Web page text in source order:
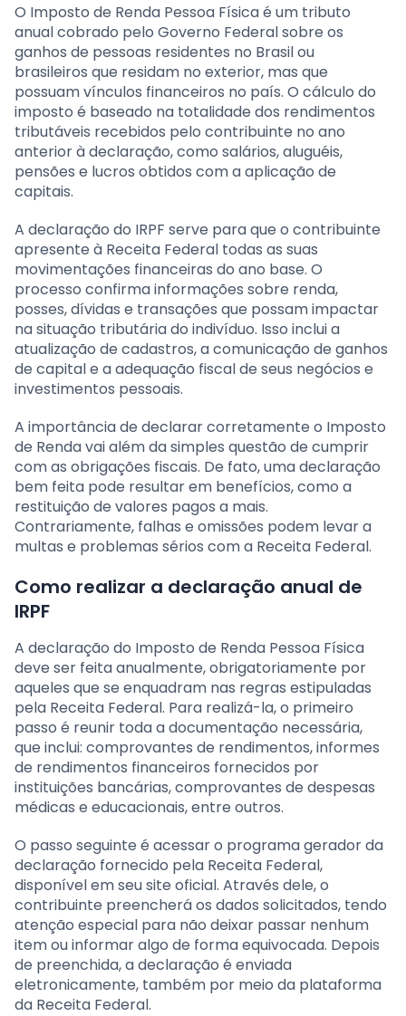
O Imposto de Renda Pessoa Física é um tributo
anual cobrado pelo Governo Federal sobre os
ganhos de pessoas residentes no Brasil ou
brasileiros que residam no exterior, mas que
possuam vínculos financeiros no país. O cálculo do
imposto é baseado na totalidade dos rendimentos
tributáveis recebidos pelo contribuinte no ano
anterior à declaração, como salários, aluguéis,
pensões e lucros obtidos com a aplicação de
capitais.
A declaração do IRPF serve para que o contribuinte
apresente à Receita Federal todas as suas
movimentações financeiras do ano base. O
processo confirma informações sobre renda,
posses, dívidas e transações que possam impactar
na situação tributária do indivíduo. Isso inclui a
atualização de cadastros, a comunicação de ganhos
de capital e a adequação fiscal de seus negócios e
investimentos pessoais.
A importância de declarar corretamente o Imposto
de Renda vai além da simples questão de cumprir
com as obrigações fiscais. De fato, uma declaração
bem feita pode resultar em benefícios, como a
restituição de valores pagos a mais.
Contrariamente, falhas e omissões podem levar a
multas e problemas sérios com a Receita Federal.
Como realizar a declaração anual de
IRPF
A declaração do Imposto de Renda Pessoa Física
deve ser feita anualmente, obrigatoriamente por
aqueles que se enquadram nas regras estipuladas
pela Receita Federal. Para realizá-la, o primeiro
passo é reunir toda a documentação necessária,
que inclui: comprovantes de rendimentos, informes
de rendimentos financeiros fornecidos por
instituições bancárias, comprovantes de despesas
médicas e educacionais, entre outros.
O passo seguinte é acessar o programa gerador da
declaração fornecido pela Receita Federal,
disponível em seu site oficial. Através dele, o
contribuinte preencherá os dados solicitados, tendo
atenção especial para não deixar passar nenhum
item ou informar algo de forma equivocada. Depois
de preenchida, a declaração é enviada
eletronicamente, também por meio da plataforma
da Receita Federal.